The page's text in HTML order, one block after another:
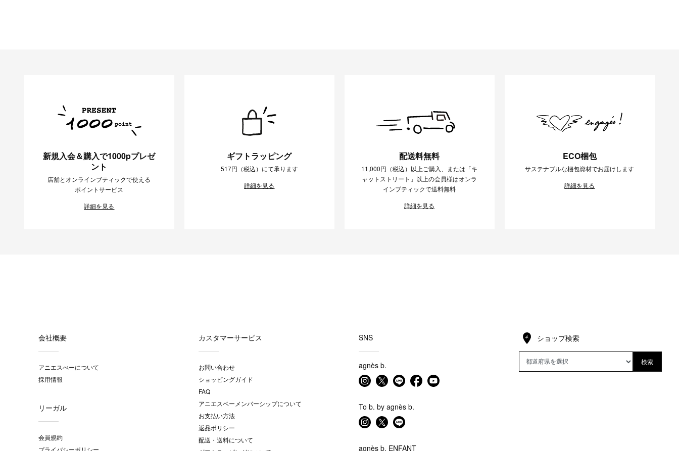
新規入会＆購入で1000pプレゼ
ント
店舗とオンラインブティックで使える
ポイントサービス
詳細を見る
ギフトラッピング
517円（税込）にて承ります
詳細を見る
配送料無料
11,000円（税込）以上ご購入、または「キ
ャットストリート」以上の会員様はオンラ
インブティックで送料無料
詳細を見る
ECO梱包
サステナブルな梱包資材でお届けします
詳細を見る
会社概要
アニエスべーについて
採用情報
リーガル
会員規約
プライバシーポリシー
カスタマーサービス
お問い合わせ
ショッピングガイド
FAQ
アニエスベーメンバーシップについて
お支払い方法
返品ポリシー
配送・送料について
SNS
agnès b.
To b. by agnès b.
agnès b. ENFANT
ショップ検索
検索